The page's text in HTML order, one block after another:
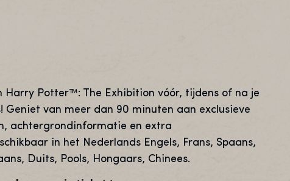
Harry Potter™: The Exhibition vóór, tijdens of na je
Geniet van meer dan 90 minuten aan exclusieve
achtergrondinformatie en extra
in het Nederlands Engels, Frans, Spaans,
Duits, Pools, Hongaars, Chinees.